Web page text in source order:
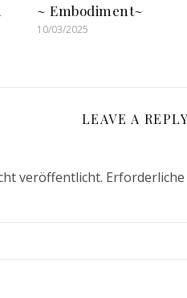
~ Embodiment~
10/03/2025
LEAVE A REPLY
veröffentlicht.